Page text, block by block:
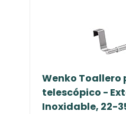
Wenko Toallero
telescópico -
Inoxidable, 22-